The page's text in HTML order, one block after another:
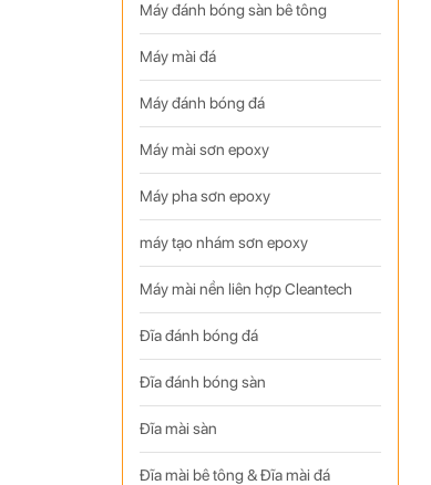
Máy đánh bóng sàn bê tông
Máy mài đá
Máy đánh bóng đá
Máy mài sơn epoxy
Máy pha sơn epoxy
máy tạo nhám sơn epoxy
Máy mài nền liên hợp Cleantech
Đĩa đánh bóng đá
Đĩa đánh bóng sàn
Đĩa mài sàn
Đĩa mài bê tông & Đĩa mài đá